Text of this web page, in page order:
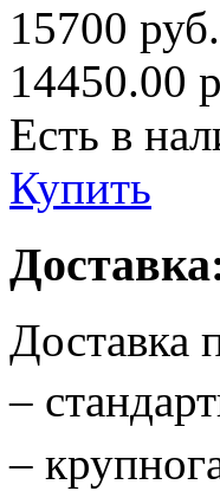
15700 руб.
14450.00
Есть в
Купить
Доставка
–
–